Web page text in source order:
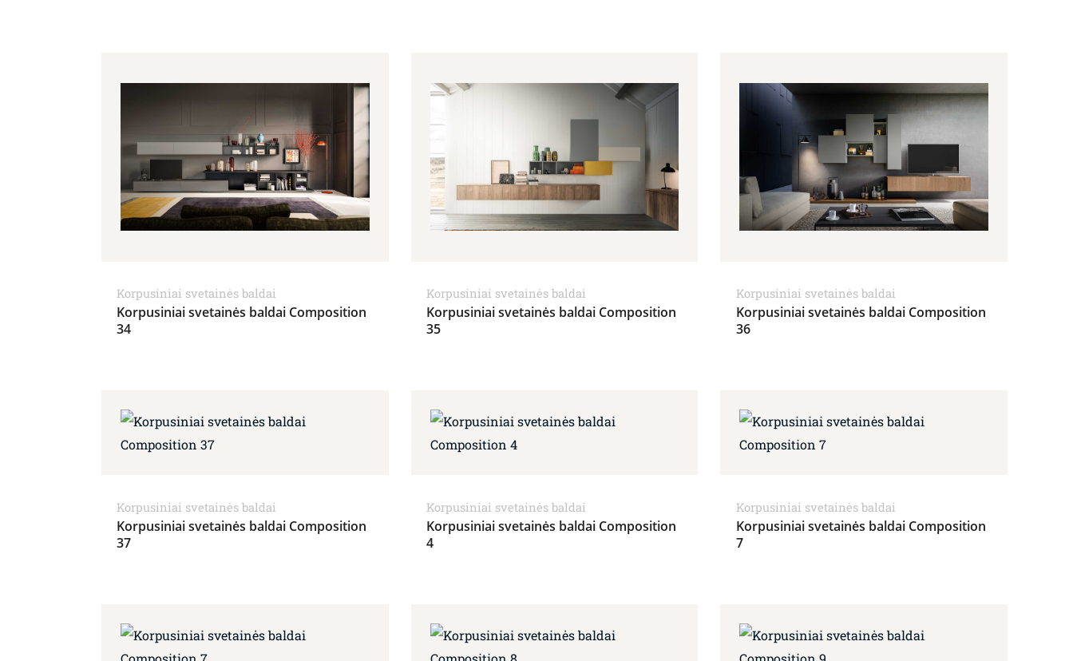
Korpusiniai svetainės baldai
Korpusiniai svetainės baldai Composition
34
Korpusiniai svetainės baldai
Korpusiniai svetainės baldai Composition
35
Korpusiniai svetainės baldai
Korpusiniai svetainės baldai Composition
36
Korpusiniai svetainės baldai
Korpusiniai svetainės baldai Composition
37
Korpusiniai svetainės baldai
Korpusiniai svetainės baldai Composition
4
Korpusiniai svetainės baldai
Korpusiniai svetainės baldai Composition
7